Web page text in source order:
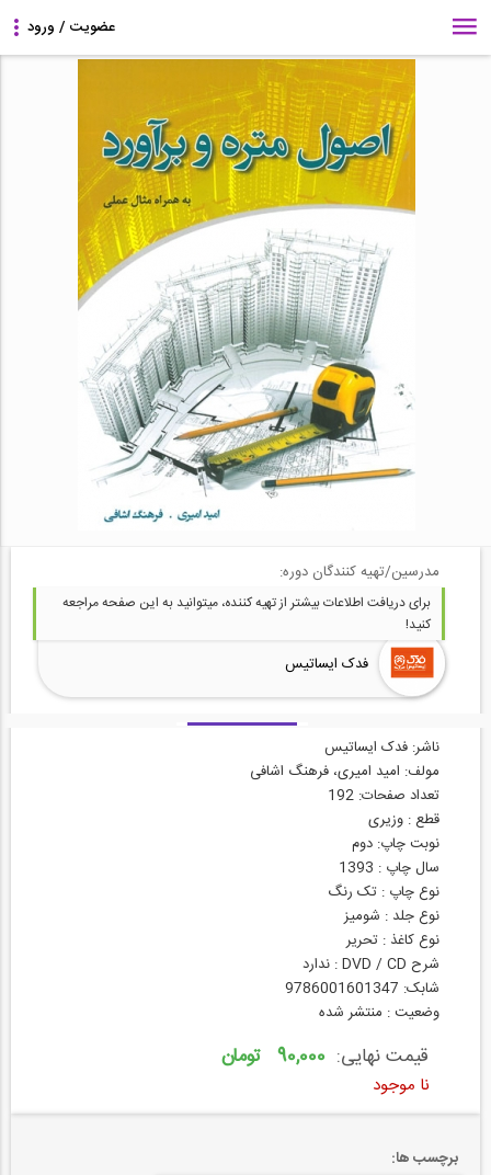
مدرسین/تهیه کنندگان دوره:
برای دریافت اطلاعات بیشتر از تهیه کننده، میتوانید به این صفحه مراجعه
کنید!
فدک ایساتیس
ناشر: فدک ایساتیس
مولف: امید امیری، فرهنگ اشافی
تعداد صفحات: 192
قطع : وزیری
نوبت چاپ: دوم
سال چاپ : 1393
نوع چاپ : تک رنگ
نوع جلد : شومیز
نوع کاغذ : تحریر
شرح DVD / CD : ندارد
شابک: 9786001601347
وضعیت : منتشر شده
قیمت نهایی: 90,000 تومان
نا موجود
برچسب ها: